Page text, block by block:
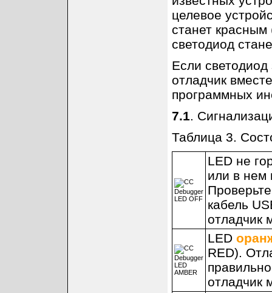
целевое
станет
светодиод
Если
отладчик
программных
7.1.
Таблица 3.
LED не
или в нем
кабель
отладчик
LED
RED).
отладчик